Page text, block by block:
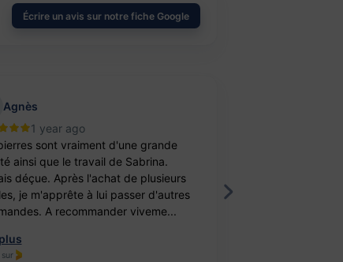
Écrire un avis sur notre fiche Google
Agnès
1 year ago
sont vraiment d'une grande
ainsi que le travail de Sabrina.
déçue. Après l'achat de plusieurs
je m'apprête à lui passer d'autres
A recommander viveme...
sur